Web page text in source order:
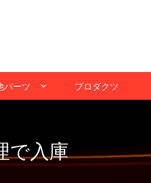
パーツ プロダクツ
入庫